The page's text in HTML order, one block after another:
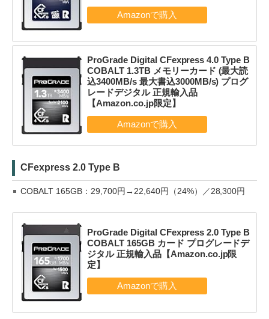
ProGrade Digital CFexpress 4.0 Type B
COBALT 1.3TB メモリーカード (最大読
込3400MB/s 最大書込3000MB/s) プログ
レードデジタル 正規輸入品
【Amazon.co.jp限定】
CFexpress 2.0 Type B
COBALT 165GB：29,700円→22,640円（24%）／28,300円
ProGrade Digital CFexpress 2.0 Type B
COBALT 165GB カード プログレードデ
ジタル 正規輸入品【Amazon.co.jp限
定】